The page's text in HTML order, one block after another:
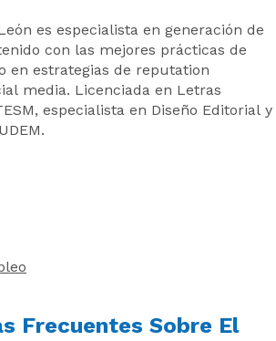
es especialista en generación de
con las mejores prácticas de
en estrategias de reputation
media. Licenciada en Letras
especialista en Diseño Editorial y
Frecuentes Sobre El